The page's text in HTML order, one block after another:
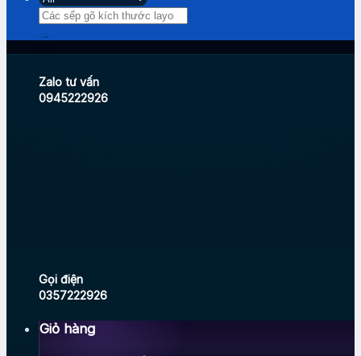
Zalo tư vấn
0945222926
Gọi điện
0357222926
Giỏ hàng
Tìm
kiếm: